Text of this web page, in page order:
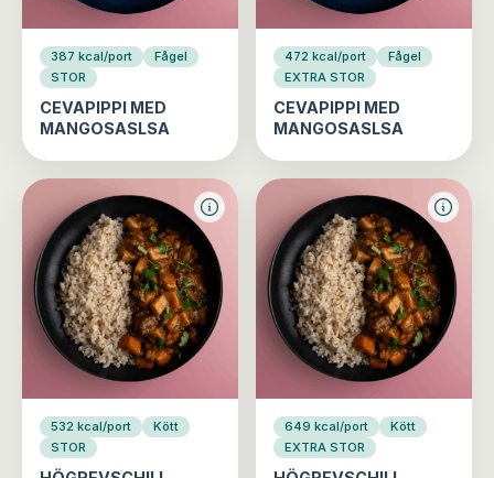
387 kcal/port
Fågel
STOR
CEVAPIPPI MED
MANGOSASLSA
472 kcal/port
Fågel
EXTRA STOR
CEVAPIPPI MED
MANGOSASLSA
532 kcal/port
Kött
STOR
649 kcal/port
Kött
EXTRA STOR